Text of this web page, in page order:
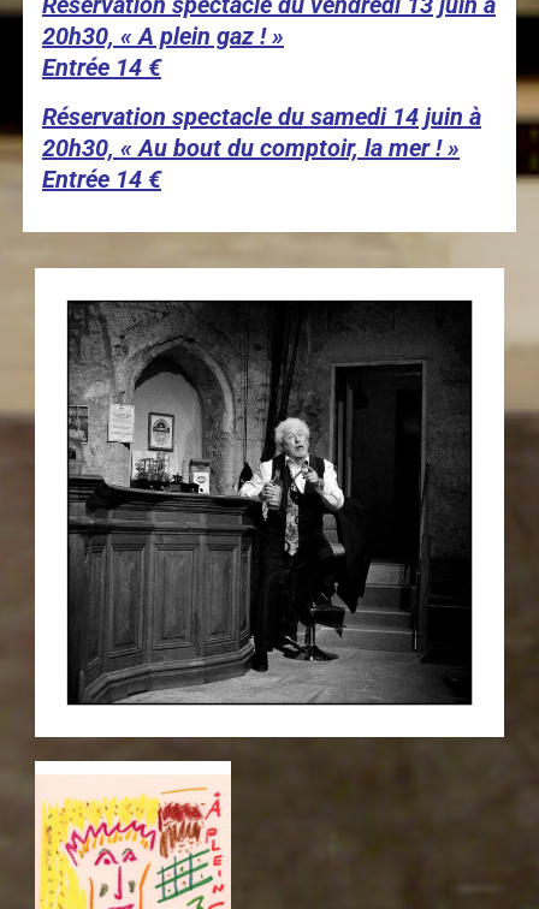
20h30, « A plein gaz ! »
Entrée 14 €
Réservation spectacle du samedi 14 juin à
20h30, « Au bout du comptoir, la mer ! »
Entrée 14 €